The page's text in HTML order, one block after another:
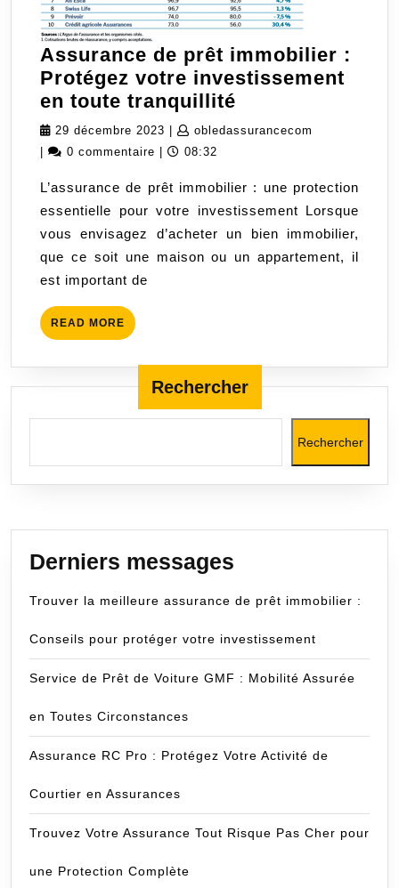
Assurance de prêt immobilier :
Protégez votre investissement
en toute tranquillité
de
:
Protégez
votre
investissement
29 décembre 2023 29
décembre
obledassurancecom
0 commentaire 08:32
L’assurance de prêt immobilier : une protection
essentielle pour votre investissement Lorsque
vous envisagez d’acheter un bien immobilier,
que ce soit une maison ou un appartement, il
est important de
READ MORE READ
MORE
Rechercher
Rechercher
Derniers messages
Trouver la meilleure assurance de prêt immobilier :
Conseils pour protéger votre investissement
Service de Prêt de Voiture GMF : Mobilité Assurée
en Toutes Circonstances
Assurance RC Pro : Protégez Votre Activité de
Courtier en Assurances
Trouvez Votre Assurance Tout Risque Pas Cher pour
une Protection Complète